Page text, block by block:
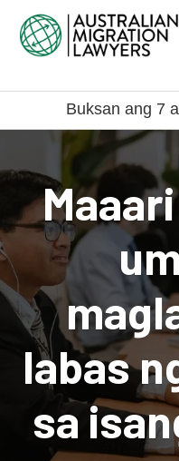
Buksan ang 7
labas
sa